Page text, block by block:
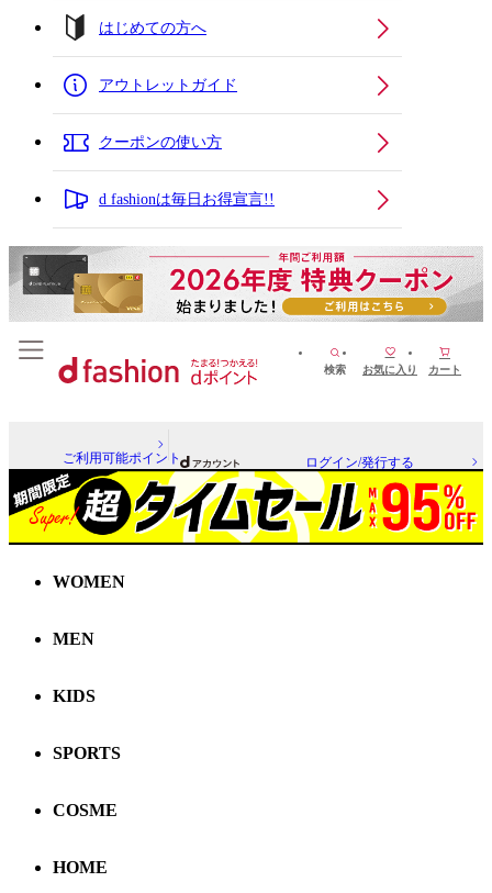
はじめての方へ
アウトレットガイド
クーポンの使い方
d fashionは毎日お得宣言!!
検索 お気に入り カート
ご利用可能ポイント ログイン/発行する
WOMEN
MEN
KIDS
SPORTS
COSME
HOME